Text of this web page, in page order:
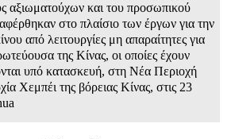
αξιωματούχων και του προσωπικού
στο πλαίσιο των έργων για την
από λειτουργίες μη απαραίτητες για
της Κίνας, οι οποίες έχουν
υπό κατασκευή, στη Νέα Περιοχή
Χεμπέι της βόρειας Κίνας, στις 23